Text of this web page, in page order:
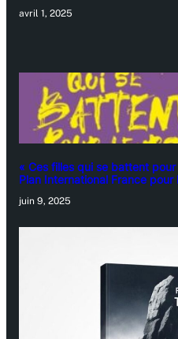
avril 1, 2025
« Ces filles qui se battent
Plan International France pour
juin 9, 2025